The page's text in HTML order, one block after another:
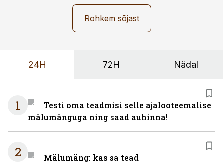
Rohkem sõjast
24H 72H Nädal
1
Testi oma teadmisi selle ajalooteemalise
mälumänguga ning saad auhinna!
2 Mälumäng: kas sa tead